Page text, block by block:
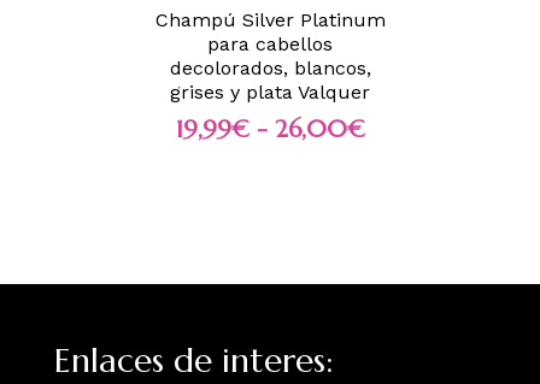
Champú Silver Platinum
para cabellos
decolorados, blancos,
grises y plata Valquer
19,99€ - 26,00€
Enlaces de interes: